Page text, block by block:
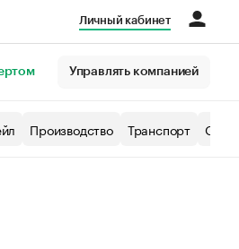
Личный кабинет
Управлять компанией
Производство Транспорт